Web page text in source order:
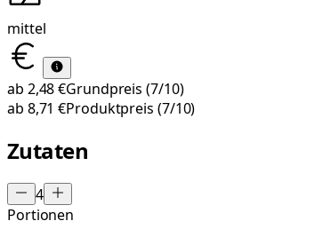
mittel
ab 2,48 €Grundpreis (7/10)
ab 8,71 €Produktpreis (7/10)
Zutaten
4
Portionen